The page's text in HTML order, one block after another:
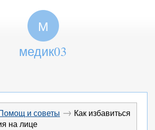
М
медик03
и советы → Как избавиться
на лице